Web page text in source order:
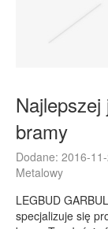
bramy
Dodane: 2016-
Metalowy
LEGBUD
specjalizuje się